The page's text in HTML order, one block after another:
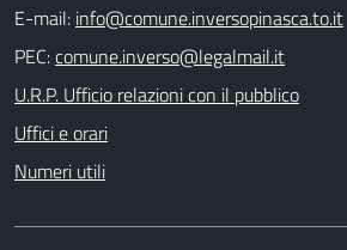
E-mail:
PEC:
U.R.P. Ufficio relazioni con il pubblico
Uffici e orari
Numeri utili